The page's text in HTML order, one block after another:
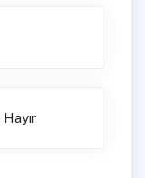
Hayır